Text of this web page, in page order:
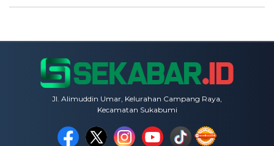
Jl. Alimuddin Umar, Kelurahan Campang Raya,
Kecamatan Sukabumi